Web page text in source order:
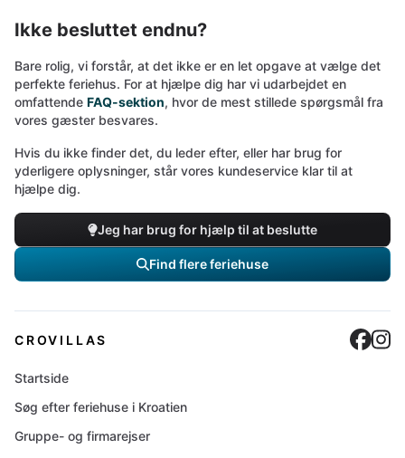
Ikke besluttet endnu?
Bare rolig, vi forstår, at det ikke er en let opgave at vælge det
perfekte feriehus. For at hjælpe dig har vi udarbejdet en
omfattende FAQ-sektion, hvor de mest stillede spørgsmål fra
vores gæster besvares.
Hvis du ikke finder det, du leder efter, eller har brug for
yderligere oplysninger, står vores kundeservice klar til at
hjælpe dig.
Jeg har brug for hjælp til at beslutte
Find flere feriehuse
CROVILLAS
Startside
Søg efter feriehuse i Kroatien
Gruppe- og firmarejser